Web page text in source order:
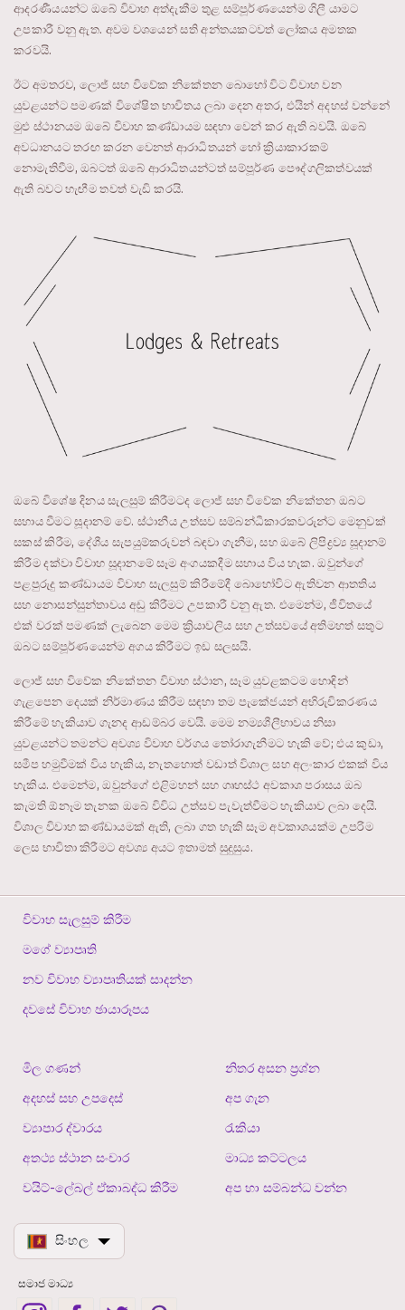
ආදරණීයයන්ට ඔබේ විවාහ අත්දැකීම තුළ සම්පූර්ණයෙන්ම ගිලී යාමට
උපකාරී වනු ඇත. අවම වශයෙන් සති අන්තයකටවත් ලෝකය අමතක
කරවයි.
ඊට අමතරව, ලොජ් සහ විවේක නිකේතන බොහෝ විට විවාහ වන
යුවළයන්ට පමණක් විශේෂිත භාවිතය ලබා දෙන අතර, එයින් අදහස් වන්නේ
මුළු ස්ථානයම ඔබේ විවාහ කණ්ඩායම සඳහා වෙන් කර ඇති බවයි. ඔබේ
අවධානයට තරඟ කරන වෙනත් ආරාධිතයන් හෝ ක්‍රියාකාරකම්
නොමැතිවීම, ඔබටත් ඔබේ ආරාධිතයන්ටත් සම්පූර්ණ පෞද්ගලිකත්වයක්
ඇති බවට හැඟීම තවත් වැඩි කරයි.
ඔබේ විශේෂ දිනය සැලසුම් කිරීමටද ලොජ් සහ විවේක නිකේතන ඔබට
සහාය වීමට සූදානම් වේ. ස්ථානීය උත්සව සම්බන්ධීකාරකවරුන්ට මෙනුවක්
සකස් කිරීම, දේශීය සැපයුම්කරුවන් බඳවා ගැනීම, සහ ඔබේ ලිපිද්‍රව්‍ය සූදානම්
කිරීම දක්වා විවාහ සූදානමේ සෑම අංගයකදීම සහාය විය හැක. ඔවුන්ගේ
පළපුරුදු කණ්ඩායම විවාහ සැලසුම් කිරීමේදී බොහෝවිට ඇතිවන ආතතිය
සහ නොසන්සුන්තාවය අඩු කිරීමට උපකාරී වනු ඇත. එමෙන්ම, ජීවිතයේ
එක් වරක් පමණක් ලැබෙන මෙම ක්‍රියාවලිය සහ උත්සවයේ අතිමහත් සතුට
ඔබට සම්පූර්ණයෙන්ම අගය කිරීමට ඉඩ සලසයි.
ලොජ් සහ විවේක නිකේතන විවාහ ස්ථාන, සෑම යුවළකටම හොඳින්
ගැළපෙන දෙයක් නිර්මාණය කිරීම සඳහා තම පැකේජයන් අභිරුචිකරණය
කිරීමේ හැකියාව ගැනද ආඩම්බර වෙයි. මෙම නම්‍යශීලීභාවය නිසා
යුවළයන්ට තමන්ට අවශ්‍ය විවාහ වර්ගය තෝරාගැනීමට හැකි වේ; එය කුඩා,
සමීප හමුවීමක් විය හැකිය, නැතහොත් වඩාත් විශාල සහ අලංකාර එකක් විය
හැකිය. එමෙන්ම, ඔවුන්ගේ එළිමහන් සහ ගෘහස්ථ අවකාශ පරාසය ඔබ
කැමති ඕනෑම තැනක ඔබේ විවිධ උත්සව පැවැත්වීමට හැකියාව ලබා දෙයි.
විශාල විවාහ කණ්ඩායමක් ඇති, ලබා ගත හැකි සෑම අවකාශයක්ම උපරිම
ලෙස භාවිතා කිරීමට අවශ්‍ය අයට ඉතාමත් සුදුසුය.
විවාහ සැලසුම් කිරීම
මගේ ව්‍යාපෘති
නව විවාහ ව්‍යාපෘතියක් සාදන්න
දවසේ විවාහ ඡායාරූපය
මිල ගණන්
අදහස් සහ උපදෙස්
ව්‍යාපාර ද්වාරය
අතථ්‍ය ස්ථාන සංචාර
වයිට්-ලේබල් ඒකාබද්ධ කිරීම
නිතර අසන ප්‍රශ්න
අප ගැන
රැකියා
මාධ්‍ය කට්ටලය
අප හා සම්බන්ධ වන්න
සිංහල
සමාජ මාධ්‍ය